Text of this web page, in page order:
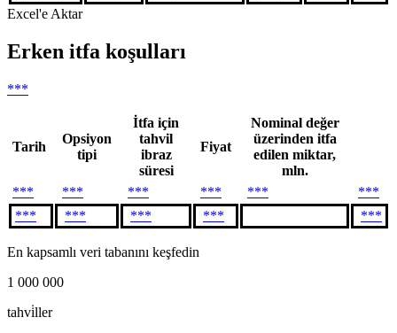
Excel'e Aktar
Erken itfa koşulları
***
Tarih
Opsiyon
tipi
İtfa için
tahvil
ibraz
süresi
Fiyat
Nominal değer
üzerinden itfa
edilen miktar,
mln.
***
*** *** *** ***
***
***
*** *** *** ***
En kapsamlı veri tabanını keşfedin
1 000 000
tahvi̇ller